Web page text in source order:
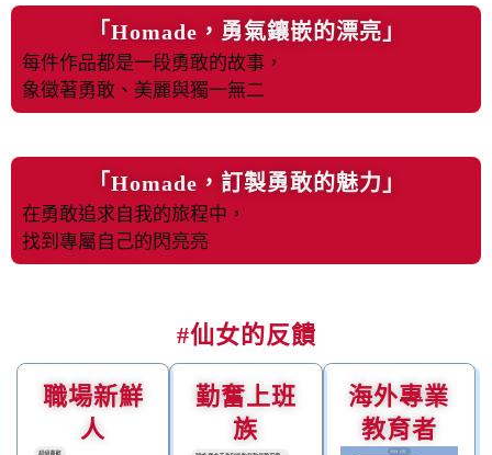
「Homade，勇氣鑲嵌的漂亮」
每件作品都是一段勇敢的故事，
象徵著勇敢、美麗與獨一無二
「Homade，訂製勇敢的魅力」
在勇敢追求自我的旅程中，
找到專屬自己的閃亮亮
#仙女的反饋
職場新鮮
人
勤奮上班
族
海外專業
教育者